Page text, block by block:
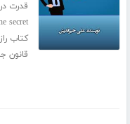
قدرت
secret
کتاب راز
قانون